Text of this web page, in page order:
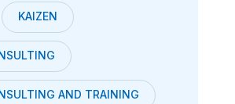
KAIZEN
AND TRAINING